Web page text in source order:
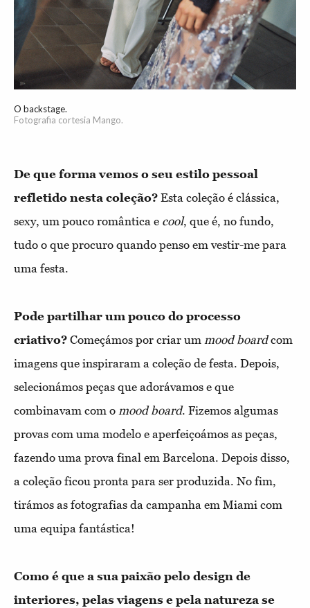
O backstage.
Fotografia cortesia Mango.
De que forma vemos o seu estilo pessoal
refletido nesta coleção? Esta coleção é clássica,
sexy, um pouco romântica e cool, que é, no fundo,
tudo o que procuro quando penso em vestir-me para
uma festa.
Pode partilhar um pouco do processo
criativo? Começámos por criar um mood boardcom
imagens que inspiraram a coleção de festa. Depois,
selecionámos peças que adorávamos e que
combinavam com o mood board. Fizemos algumas
provas com uma modelo e aperfeiçoámos as peças,
fazendo uma prova final em Barcelona. Depois disso,
a coleção ficou pronta para ser produzida. No fim,
tirámos as fotografias da campanha em Miami com
uma equipa fantástica!
Como é que a sua paixão pelo design de
interiores, pelas viagens e pela natureza se